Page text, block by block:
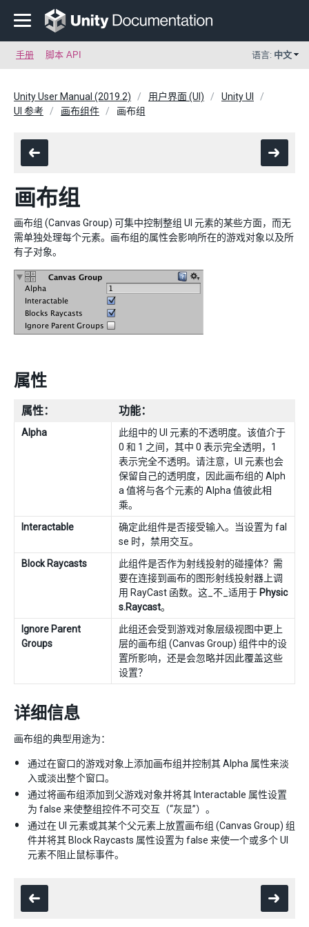
手册 脚本 API 语言: 中文
Unity User Manual (2019.2) 用户界面 (UI)
Unity UI
UI 参考
画布组件 画布组
画布组
画布组 (Canvas Group) 可集中控制整组 UI 元素的某些方面，而无
需单独处理每个元素。画布组的属性会影响所在的游戏对象以及所
有子对象。
属性
属性： 功能：
Alpha
此组中的 UI 元素的不透明度。该值介于
0 和 1 之间，其中 0 表示完全透明，1
表示完全不透明。请注意，UI 元素也会
保留自己的透明度，因此画布组的 Alph
a 值将与各个元素的 Alpha 值彼此相
乘。
Interactable
确定此组件是否接受输入。当设置为 fal
se 时，禁用交互。
Block Raycasts
此组件是否作为射线投射的碰撞体？需
要在连接到画布的图形射线投射器上调
用 RayCast 函数。这_不_适用于 Physic
s.Raycast。
Ignore Parent
Groups
此组还会受到游戏对象层级视图中更上
层的画布组 (Canvas Group) 组件中的设
置所影响，还是会忽略并因此覆盖这些
设置？
详细信息
画布组的典型用途为：
通过在窗口的游戏对象上添加画布组并控制其 Alpha 属性来淡
入或淡出整个窗口。
通过将画布组添加到父游戏对象并将其 Interactable 属性设置
为 false 来使整组控件不可交互（“灰显”）。
通过在 UI 元素或其某个父元素上放置画布组 (Canvas Group) 组
件并将其 Block Raycasts 属性设置为 false 来使一个或多个 UI
元素不阻止鼠标事件。